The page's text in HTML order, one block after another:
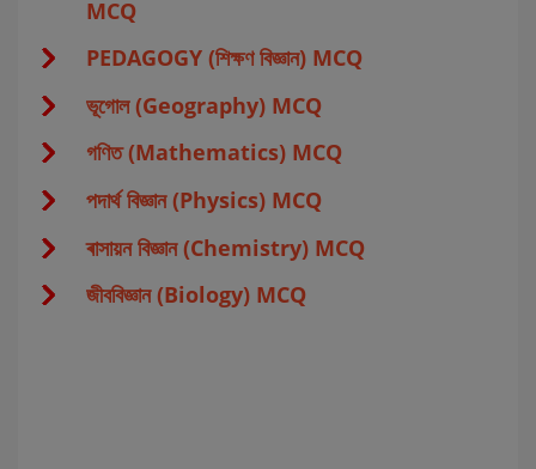
MCQ
PEDAGOGY (শিক্ষণ বিজ্ঞান) MCQ
ভূগোল (Geography) MCQ
গণিত (Mathematics) MCQ
পদার্থ বিজ্ঞান (Physics) MCQ
ৰাসায়ন বিজ্ঞান (Chemistry) MCQ
জীববিজ্ঞান (Biology) MCQ